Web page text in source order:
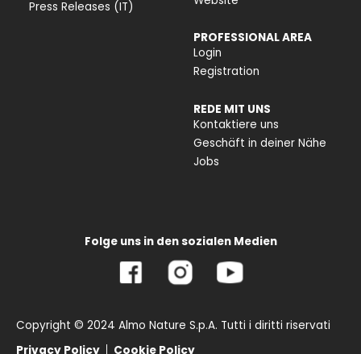
Press Releases (IT)
PROFESSIONAL AREA
Login
Registration
REDE MIT UNS
Kontaktiere uns
Geschäft in deiner Nähe
Jobs
Folge uns in den sozialen Medien
Copyright © 2024 Almo Nature S.p.A. Tutti i diritti riservati
Privacy Policy
Cookie Policy